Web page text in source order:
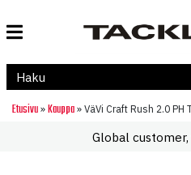
Etusivu » Kauppa » VäVi Craft Rush 2.0 PH
Global